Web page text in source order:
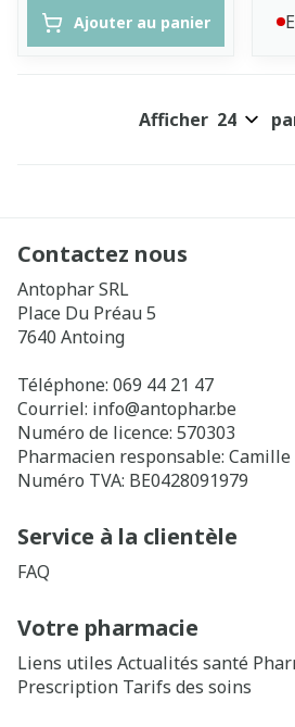
Ajouter au panier
Afficher
Contactez nous
Antophar SRL
Place Du Préau 5
7640 Antoing
Téléphone: 069 44 21 47
Courriel: info@antophar.be
Numéro de licence: 570303
Pharmacien responsable:
Numéro TVA: BE0428091979
Service à la clientèle
FAQ
Votre pharmacie
Liens utiles Actualités santé
Prescription Tarifs des soins